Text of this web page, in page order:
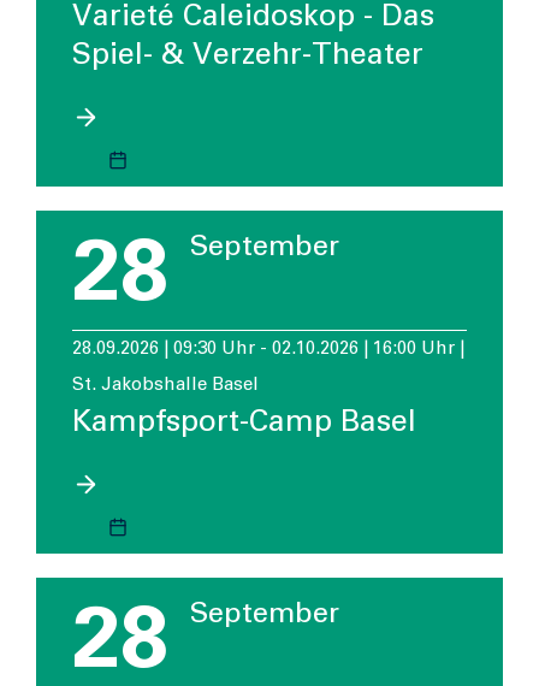
Varieté Caleidoskop - Das
Spiel- & Verzehr-Theater
28 September
28.09.2026 | 09:30 Uhr - 02.10.2026 | 16:00 Uhr |
St. Jakobshalle Basel
Kampfsport-Camp Basel
28 September